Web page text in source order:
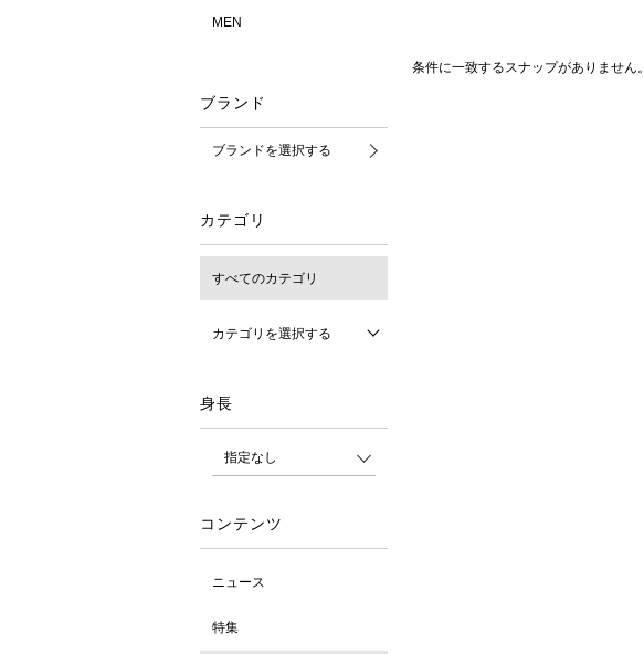
MEN
ブランド
ブランドを選択する
カテゴリ
すべてのカテゴリ
カテゴリを選択する
身長
コンテンツ
ニュース
特集
条件に一致するスナップがありません。